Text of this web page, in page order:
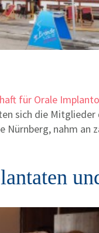
für Orale
sich die
Nürnberg, nahm